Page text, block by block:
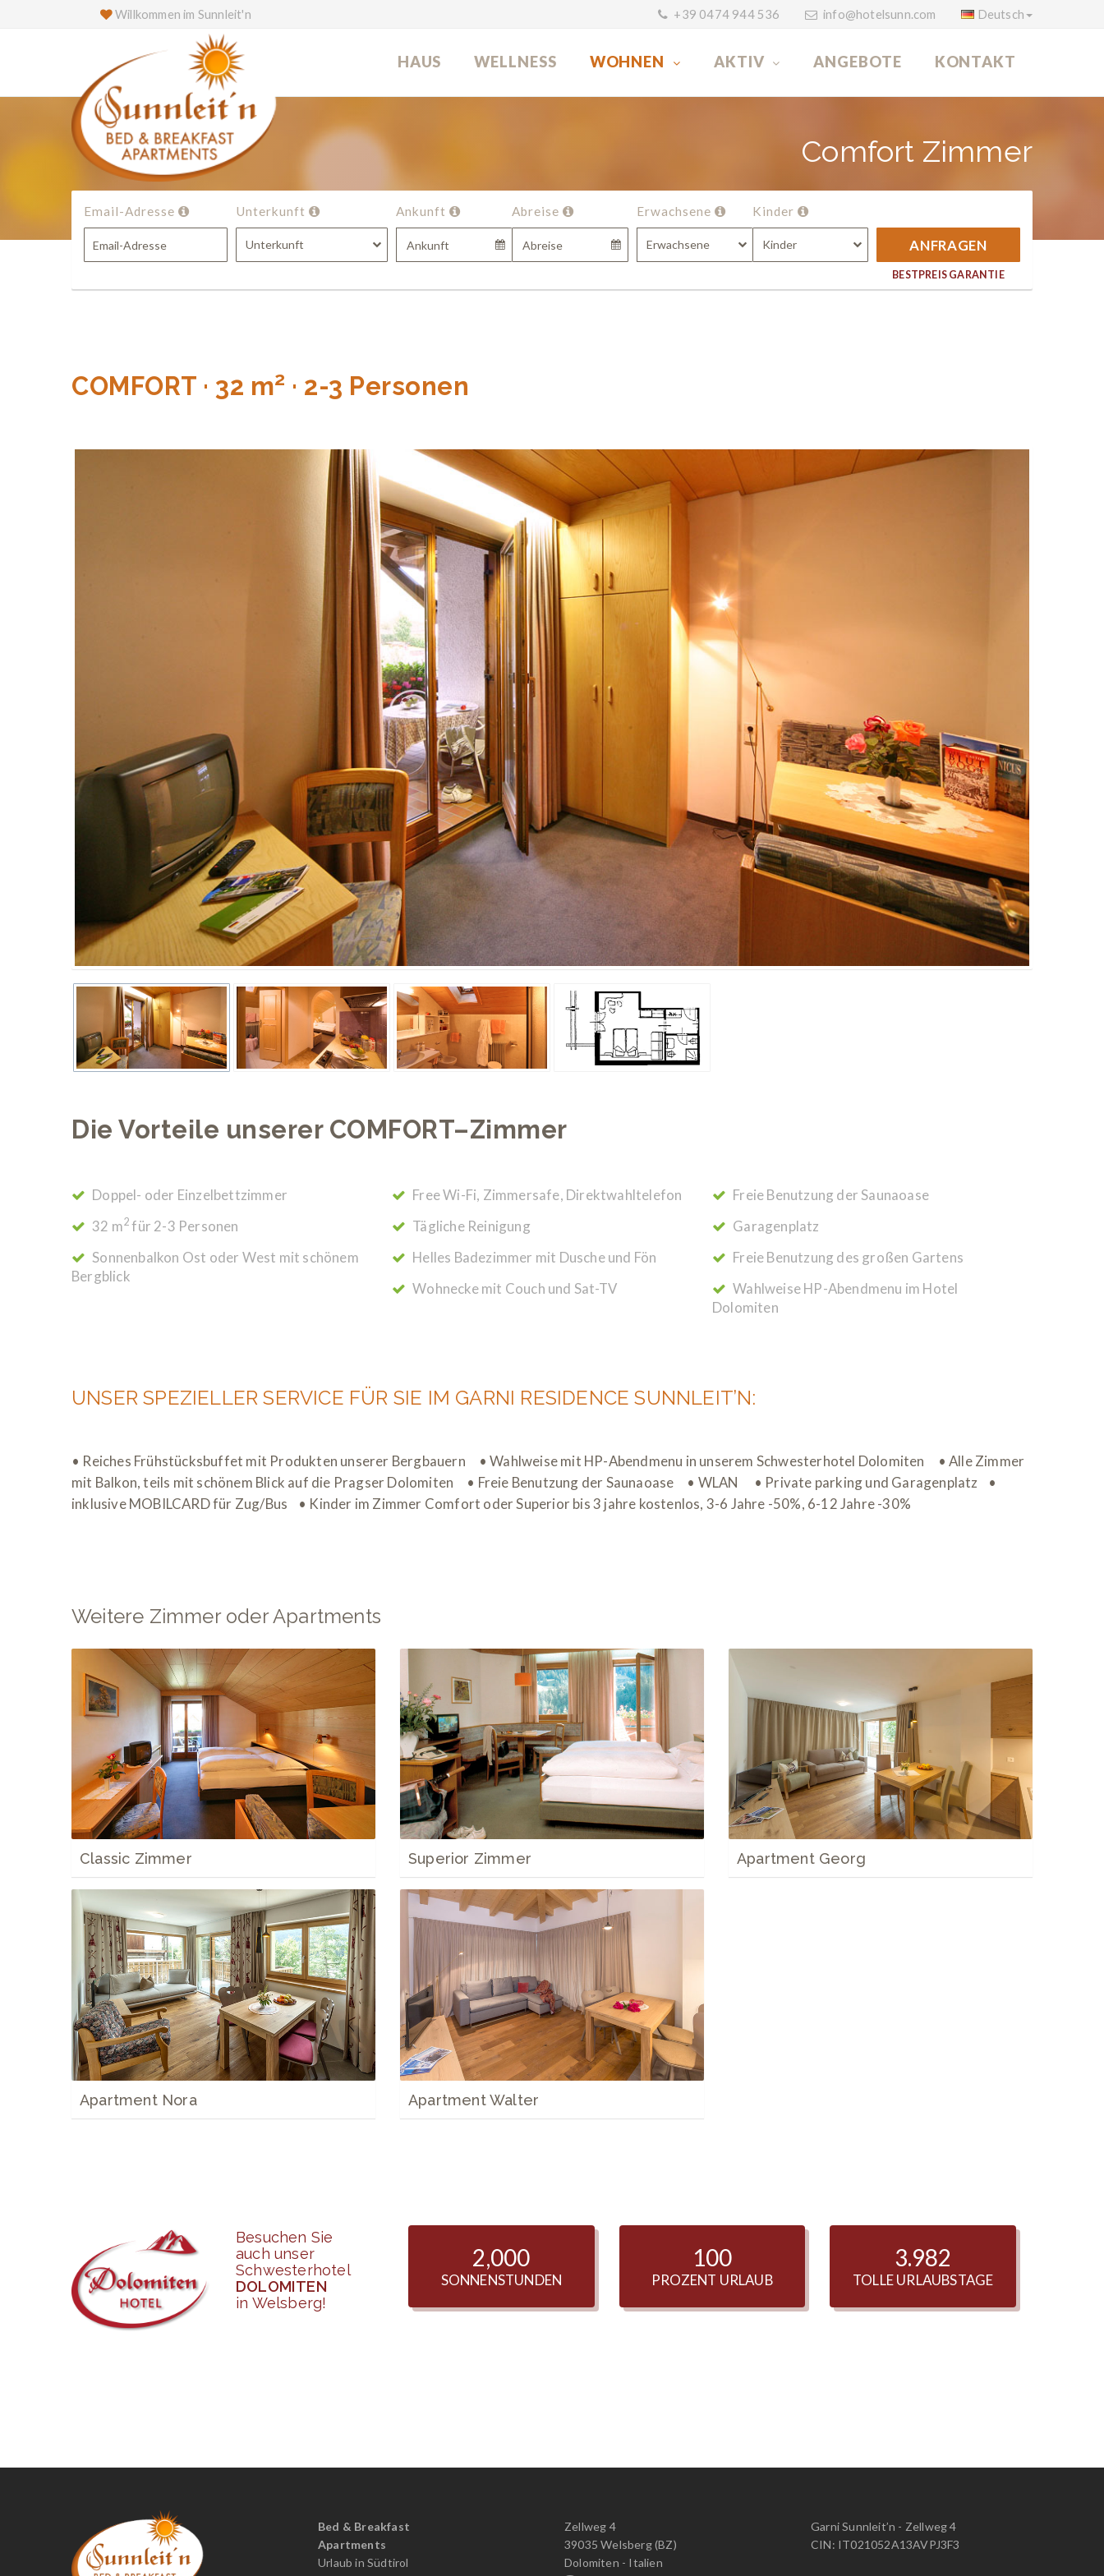
Willkommen im Sunnleit'n +39 0474 944 536 info@hotelsunn.com Deutsch
HAUS WELLNESS WOHNEN AKTIV ANGEBOTE KONTAKT
Comfort Zimmer
Email-Adresse Unterkunft
Unterkunft
Ankunft Abreise Erwachsene
Erwachsene
Kinder
Kinder ANFRAGEN
BESTPREIS GARANTIE
COMFORT · 32 m2 · 2-3 Personen
Die Vorteile unserer COMFORT–Zimmer
Doppel- oder Einzelbettzimmer
32 m2 für 2-3 Personen
Sonnenbalkon Ost oder West mit schönem
Bergblick
Free Wi-Fi, Zimmersafe, Direktwahltelefon
Tägliche Reinigung
Helles Badezimmer mit Dusche und Fön
Wohnecke mit Couch und Sat-TV
Freie Benutzung der Saunaoase
Garagenplatz
Freie Benutzung des großen Gartens
Wahlweise HP-Abendmenu im Hotel
Dolomiten
UNSER SPEZIELLER SERVICE FÜR SIE IM GARNI RESIDENCE SUNNLEIT’N:
• Reiches Frühstücksbuffet mit Produkten unserer Bergbauern • Wahlweise mit HP-Abendmenu in unserem Schwesterhotel Dolomiten • Alle Zimmer
mit Balkon, teils mit schönem Blick auf die Pragser Dolomiten • Freie Benutzung der Saunaoase • WLAN • Private parking und Garagenplatz •
inklusive MOBILCARD für Zug/Bus • Kinder im Zimmer Comfort oder Superior bis 3 jahre kostenlos, 3-6 Jahre -50%, 6-12 Jahre -30%
Weitere Zimmer oder Apartments
Classic Zimmer Superior Zimmer Apartment Georg
Apartment Nora Apartment Walter
Besuchen Sie
auch unser
Schwesterhotel
DOLOMITEN
in Welsberg!
2,000
SONNENSTUNDEN
100
PROZENT URLAUB
5.022
TOLLE URLAUBSTAGE
Bed & Breakfast
Apartments
Urlaub in Südtirol
Zellweg 4
39035 Welsberg (BZ)
Dolomiten - Italien
Garni Sunnleit’n - Zellweg 4
CIN: IT021052A13AVPJ3F3